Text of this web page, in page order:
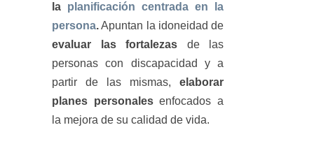
la planificación centrada en la
persona.Apuntan la idoneidad de
evaluar las fortalezas de las
personas con discapacidad y a
partir de las mismas, elaborar
planes personalesenfocados a
la mejora de su calidad de vida.